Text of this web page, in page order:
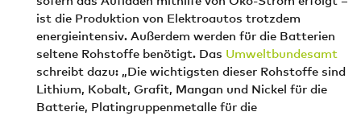
ist die Produktion von Elektroautos trotzdem
energieintensiv. Außerdem werden für die Batterien
seltene Rohstoffe benötigt. Das Umweltbundesamt
schreibt dazu: „Die wichtigsten dieser Rohstoffe sind
Lithium, Kobalt, Grafit, Mangan und Nickel für die
Batterie, Platingruppenmetalle für die